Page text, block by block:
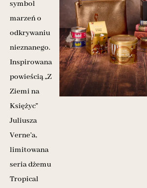
symbol
marzeń o
odkrywaniu
nieznanego.
Inspirowana
powieścią „Z
Ziemi na
Księżyc”
Juliusza
Verne’a,
limitowana
seria dżemu
Tropical